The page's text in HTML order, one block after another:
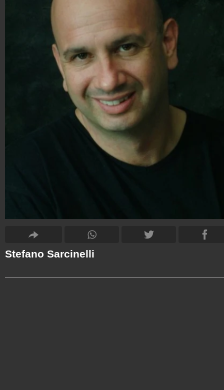
gruppo: Enzo Iacchetti. Grande chiusura il 19 luglio
il Gran Galà della Comicità: Maria Bolignano e
Francesco Mastandrea presentano una serata che avrà
tantissimi ospiti: Ivan e Cristiano, Mariano Bruno,
DuexDuo, Matranga e Minafò, Marco Capretti,
Misticone, Dado, Enzo e Sal, i Sud 58 e l'illusionista
grande del mondo, Arturo Brachetti.
Spettacolo Fanpage
9.455 video-76.076 foto
Stefano Sarcinelli